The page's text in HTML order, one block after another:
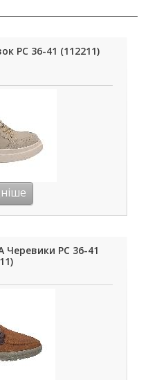
РС 36-41 (112211)
Черевики РС 36-41